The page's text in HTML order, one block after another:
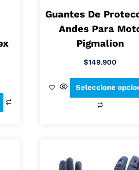
Guantes De
Andes Para
Pigmalion
$149.900
Seleccione